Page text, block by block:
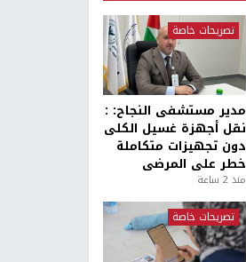
تصريحات خاصة
مدير مستشفى النجاح: :
نقل أجهزة غسيل الكلى
دون تجهيزات متكاملة
خطر على المرضى
منذ 2 ساعة
تصريحات خاصة